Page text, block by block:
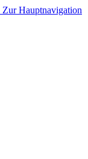
Zur Hauptnavigation